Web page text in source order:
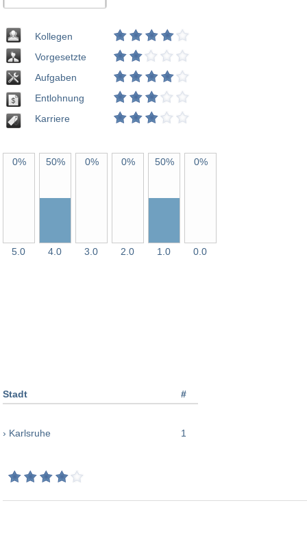
Kollegen
Vorgesetzte
Aufgaben
Entlohnung
Karriere
0%
5.0
50%
4.0
0%
3.0
0%
2.0
50%
1.0
0%
0.0
Stadt #
› Karlsruhe 1